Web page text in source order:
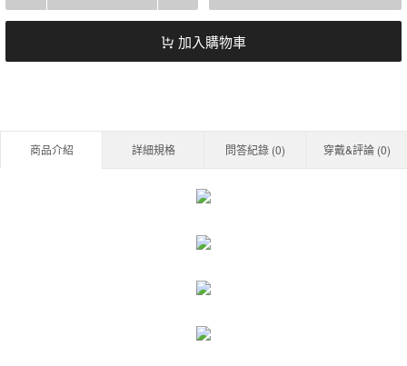
加入購物車
商品介紹 詳細規格 問答紀錄 (0) 穿戴&評論 (0)